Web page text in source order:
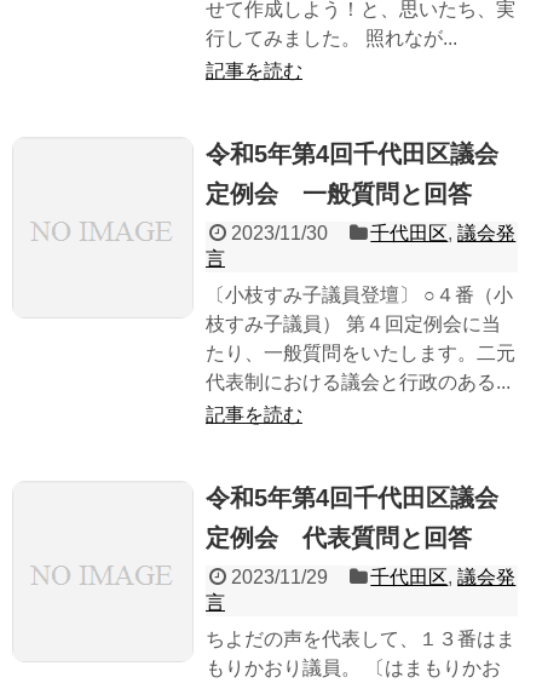
せて作成しよう！と、思いたち、実
行してみました。 照れなが...
記事を読む
令和5年第4回千代田区議会
定例会 一般質問と回答
2023/11/30 千代田区,議会発
言
〔小枝すみ子議員登壇〕 ○４番（小
枝すみ子議員） 第４回定例会に当
たり、一般質問をいたします。二元
代表制における議会と行政のある...
記事を読む
令和5年第4回千代田区議会
定例会 代表質問と回答
2023/11/29 千代田区,議会発
言
ちよだの声を代表して、１３番はま
もりかおり議員。 〔はまもりかお